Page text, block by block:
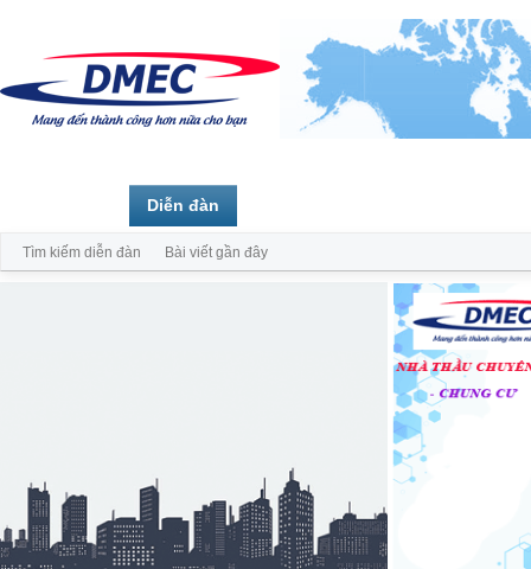
Diễn đàn
Tìm kiếm diễn đàn Bài viết gần đây